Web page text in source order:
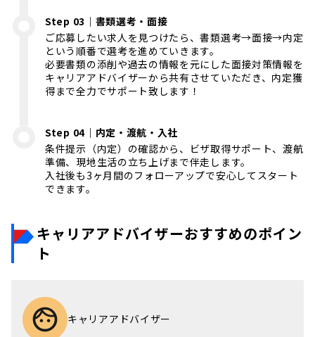
Step 03｜書類選考・面接
ご応募したい求人を見つけたら、書類選考→面接→内定
という順番で選考を進めていきます。
必要書類の添削や過去の情報を元にした面接対策情報を
キャリアアドバイザーから共有させていただき、内定獲
得まで全力でサポート致します！
Step 04｜内定・渡航・入社
条件提示（内定）の確認から、ビザ取得サポート、渡航
準備、現地生活の立ち上げまで伴走します。
入社後も3ヶ月間のフォローアップで安心してスタート
できます。
キャリアアドバイザーおすすめのポイン
ト
キャリアアドバイザー